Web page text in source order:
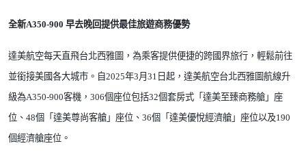
全新A350-900 早去晚回提供最佳旅遊商務優勢
達美航空每天直飛台北西雅圖，為乘客提供便捷的跨國界旅行，輕鬆前往
並銜接美國各大城市。自2025年3月 31 日起，達美航空台北西雅圖航線升
級為A350-900客機， 306個座位包括32個套房式「達美至臻商務艙」座
位、 48個「達美尊尚客艙」座位、 36個「達美優悅經濟艙」座位以及190
個經濟艙座位。